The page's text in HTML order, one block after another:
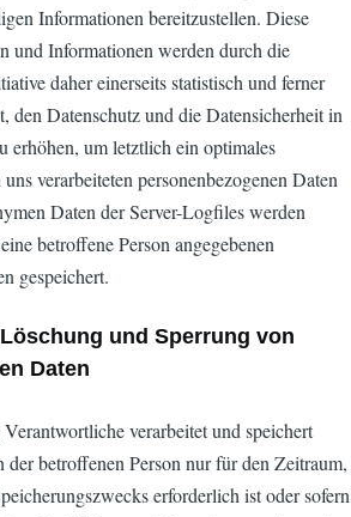
Informationen bereitzustellen. Diese
und Informationen werden durch die
daher einerseits statistisch und ferner
den Datenschutz und die Datensicherheit in
erhöhen, um letztlich ein optimales
verarbeiteten personenbezogenen Daten
Daten der Server-Logfiles werden
betroffene Person angegebenen
gespeichert.
und Sperrung von
Daten
verarbeitet und speichert
der betroffenen Person nur für den Zeitraum,
erforderlich ist oder sofern